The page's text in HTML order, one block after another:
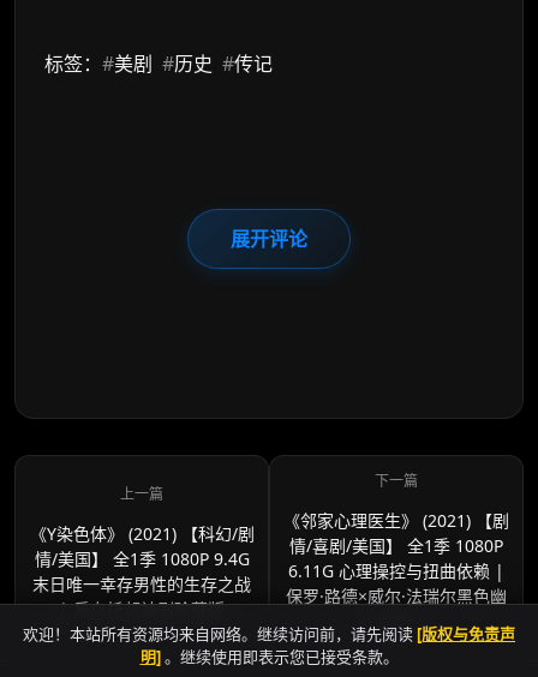
标签： #美剧 #历史 #传记
展开评论
《Y染色体》 (2021) 【科幻/剧
情/美国】 全1季 1080P 9.4G
末日唯一幸存男性的生存之战
| 反乌托邦神剧珍藏版
《邻家心理医生》 (2021) 【剧
情/喜剧/美国】 全1季 1080P
6.11G 心理操控与扭曲依赖 |
保罗·路德×威尔·法瑞尔黑色幽
默剧
欢迎！本站所有资源均来自网络。继续访问前，请先阅读 [版权与免责声
明]。继续使用即表示您已接受条款。